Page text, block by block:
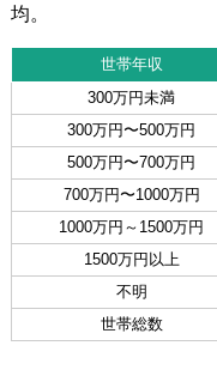
均。
世帯年収
300万円未満
300万円〜500万円
500万円〜700万円
700万円〜1000万円
1000万円～1500万円
1500万円以上
不明
世帯総数